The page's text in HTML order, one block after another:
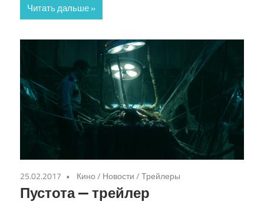
Читать дальше
25.02.2017 Кино/ Новости/Трейлеры
Пустота — трейлер